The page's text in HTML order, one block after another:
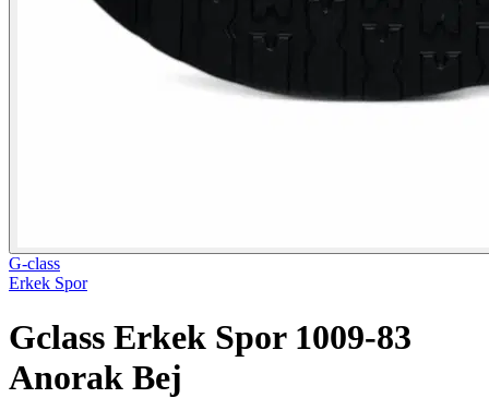
G-class
Erkek Spor
Gclass Erkek Spor 1009-83
Anorak Bej